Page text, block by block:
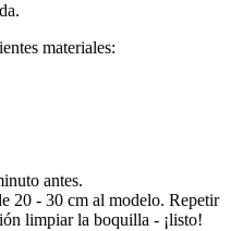
materiales:
antes.
20 - 30 cm al modelo. Repetir
limpiar la boquilla - ¡listo!